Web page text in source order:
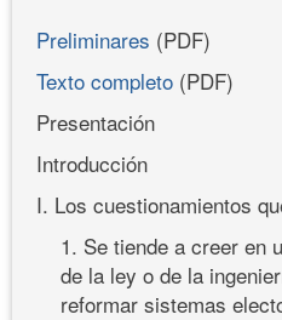
Preliminares (PDF)
Texto completo (PDF)
Presentación
Introducción
I. Los cuestionamientos
1. Se tiende a creer en
de la ley o de la
reformar sistemas